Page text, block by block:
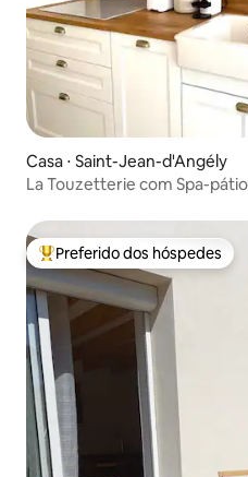
Casa ⋅ Saint-Jean-d'Angély
La Touzetterie com Spa-
Entre os melhores preferidos
Preferido dos hóspedes